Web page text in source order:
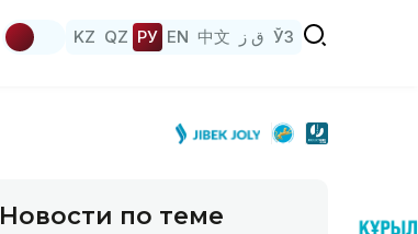
KZ QZ РУ EN 中文 ق ز ЎЗ
Новости по теме